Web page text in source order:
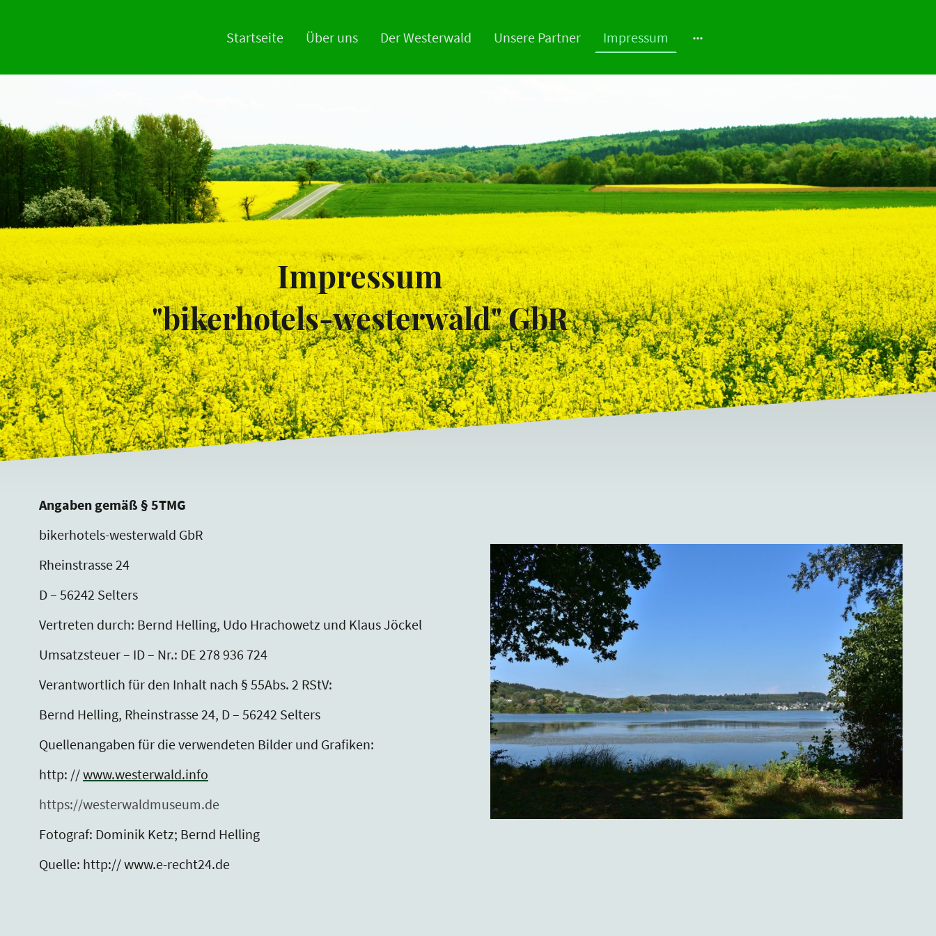
Startseite Über uns Der Westerwald Unsere Partner Impressum
Impressum
"bikerhotels-westerwald" GbR
Angaben gemäß § 5TMG
bikerhotels-westerwald GbR
Rheinstrasse 24
D – 56242 Selters
Vertreten durch: Bernd Helling, Udo Hrachowetz und Klaus Jöckel
Umsatzsteuer – ID – Nr.: DE 278 936 724
Verantwortlich für den Inhalt nach § 55Abs. 2 RStV:
Bernd Helling, Rheinstrasse 24, D – 56242 Selters
Quellenangaben für die verwendeten Bilder und Grafiken:
http: //www.westerwald.info
https://westerwaldmuseum.de
Fotograf: Dominik Ketz; Bernd Helling
Quelle: http:// www.e-recht24.de